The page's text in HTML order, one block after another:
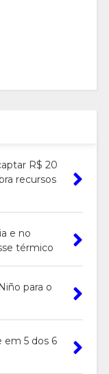
R$ 20
recursos
e no
térmico
para o
em 5 dos 6